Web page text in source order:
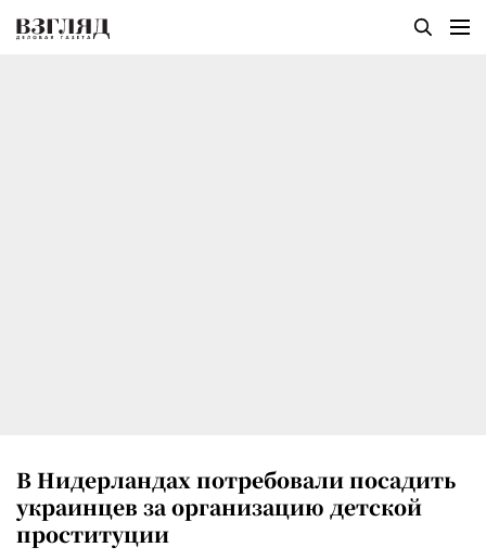
В Нидерландах потребовали посадить
украинцев за организацию детской
проституции